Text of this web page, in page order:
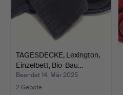
TAGESDECKE, Lexington,
Einzelbett, Bio-Bau…
Beendet 14. Mär 2025
2 Gebote